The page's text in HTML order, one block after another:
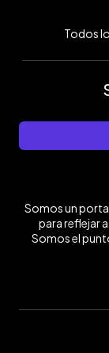
Todos
Somos un
para reflejar a
Somos el